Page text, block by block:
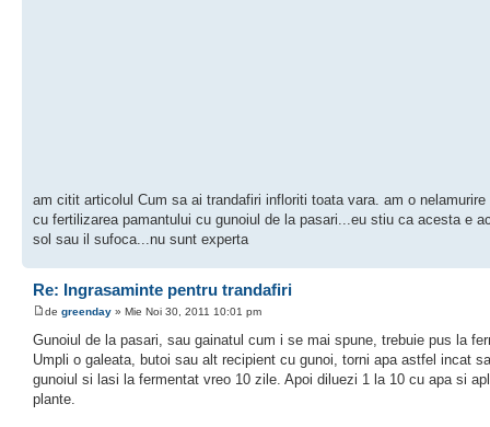
am citit articolul Cum sa ai trandafiri infloriti toata vara. am o nelamurire
cu fertilizarea pamantului cu gunoiul de la pasari...eu stiu ca acesta e
sol sau il sufoca...nu sunt experta
Re: Ingrasaminte pentru trandafiri
de greenday » Mie Noi 30, 2011 10:01 pm
Gunoiul de la pasari, sau gainatul cum i se mai spune, trebuie pus la
Umpli o galeata, butoi sau alt recipient cu gunoi, torni apa astfel incat
gunoiul si lasi la fermentat vreo 10 zile. Apoi diluezi 1 la 10 cu apa si
plante.